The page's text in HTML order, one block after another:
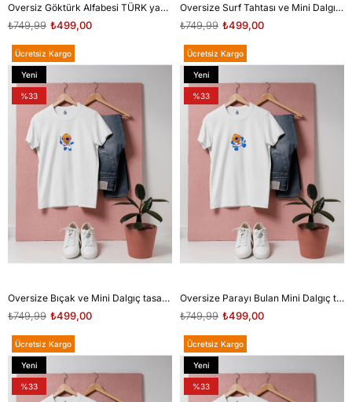
Oversiz Göktürk Alfabesi TÜRK yazılı unisex T-shirt
₺499,00
₺749,99
Oversize Surf Tahtası ve Mini Dalgıç tasarım unisex T-shirt
₺499,00
₺749,99
Oversize Bıçak ve Mini Dalgıç tasarım unisex T-shirt
₺499,00
₺749,99
Ücretsiz Kargo
Yeni
Ürün
%33
Oversize Parayı Bulan Mini Dalgıç tasarım unisex T-shirt
₺499,00
₺749,99
Ücretsiz Kargo
Yeni
Ürün
%33
Ücretsiz Kargo
Yeni
Ürün
%33
Ücretsiz Kargo
Yeni
Ürün
%33